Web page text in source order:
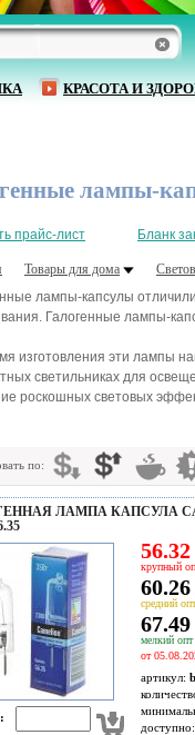
КРАСОТА И
лампы-
прайс-лист Бланк
Товары для дома
лампы-капсулы
Галогенные лампы-
изготовления эти лампы
светильниках для
роскошных световых
по:
ЛАМПА КАПСУЛА
56.32
крупный
60.26
средний
67.49
мелкий опт
от
артикул:
доступно: